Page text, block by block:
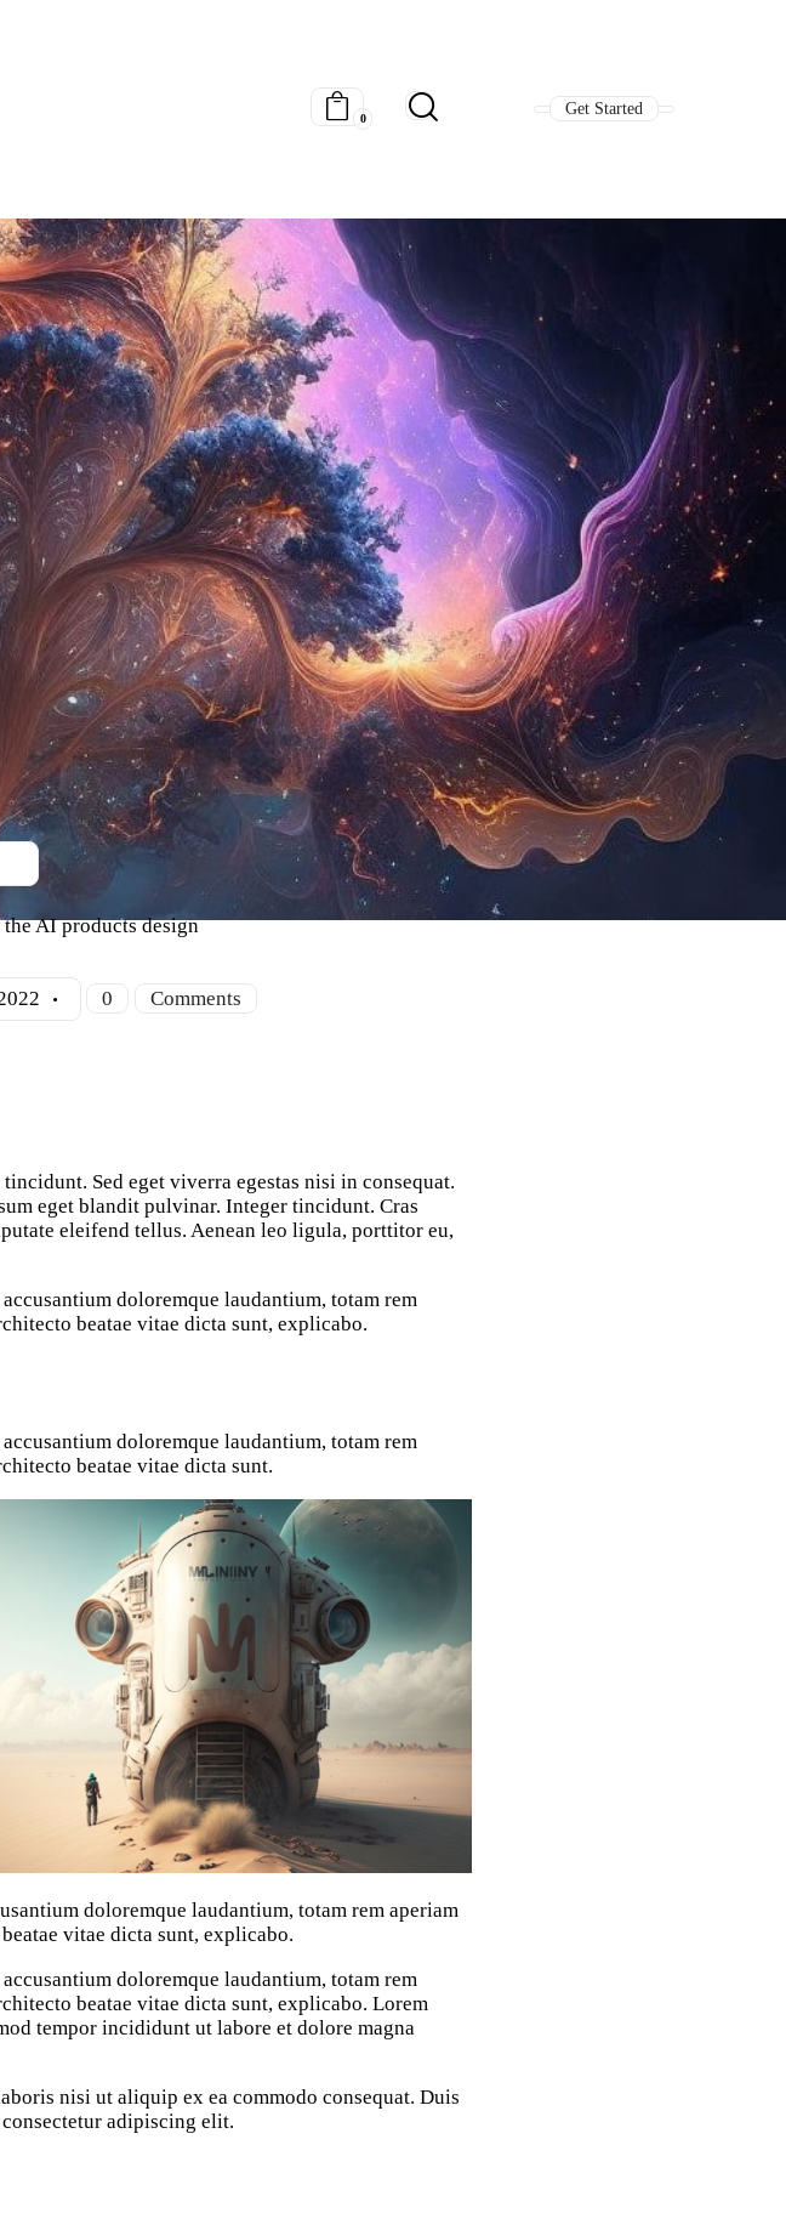
0
Get Started
AI products design
0 Comments
eget blandit pulvinar. Integer tincidunt. Cras
eleifend tellus. Aenean leo ligula, porttitor eu,
doloremque laudantium, totam rem
beatae vitae dicta sunt, explicabo.
doloremque laudantium, totam rem
beatae vitae dicta sunt.
doloremque laudantium, totam rem aperiam
vitae dicta sunt, explicabo.
doloremque laudantium, totam rem
beatae vitae dicta sunt, explicabo. Lorem
tempor incididunt ut labore et dolore magna
nisi ut aliquip ex ea commodo consequat. Duis
adipiscing elit.